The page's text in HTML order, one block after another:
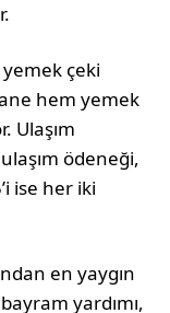
yemek çeki
hem yemek
Ulaşım
ödeneği,
ise her iki
en yaygın
yardımı,